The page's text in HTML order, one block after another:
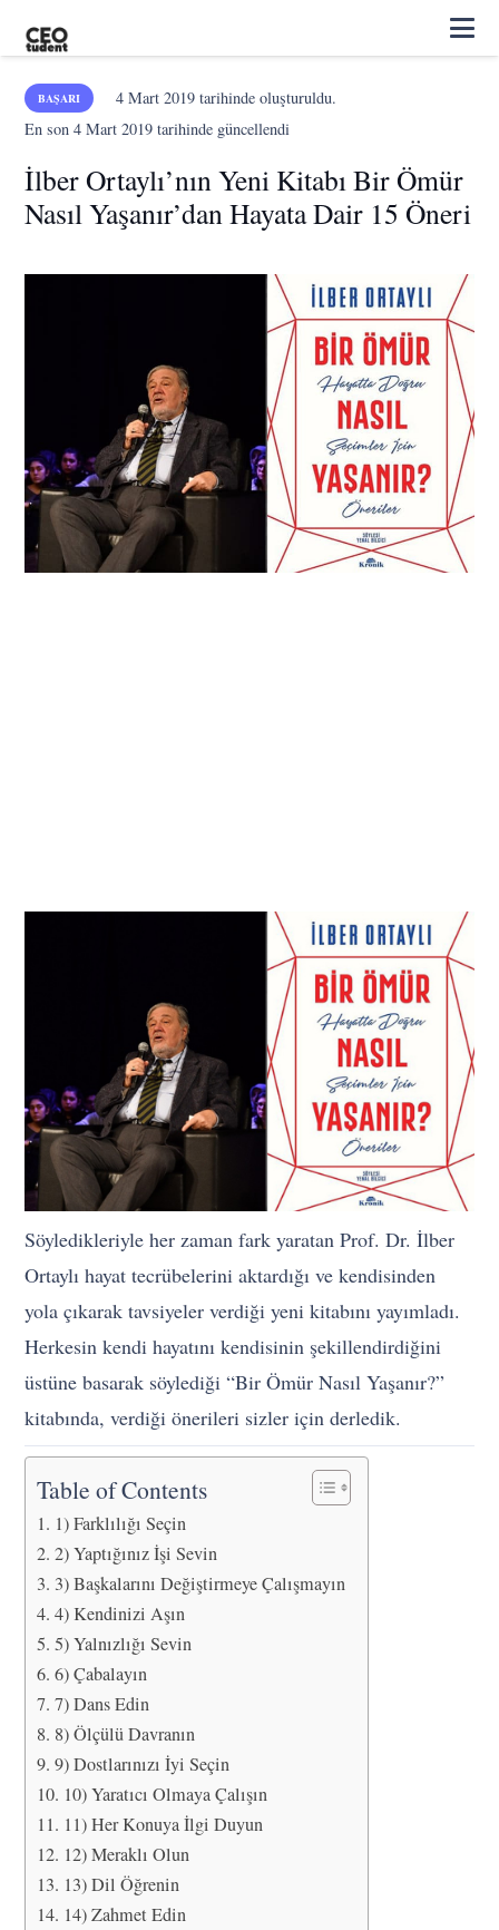
BAŞARI 4 Mart 2019tarihinde oluşturuldu.
En son4 Mart 2019 tarihinde güncellendi
İlber Ortaylı’nın Yeni Kitabı Bir Ömür
Nasıl Yaşanır’dan Hayata Dair 15 Öneri
Söyledikleriyle her zaman fark yaratan Prof. Dr. İlber
Ortaylı hayat tecrübelerini aktardığı ve kendisinden
yola çıkarak tavsiyeler verdiği yeni kitabını yayımladı.
Herkesin kendi hayatını kendisinin şekillendirdiğini
üstüne basarak söylediği “Bir Ömür Nasıl Yaşanır?”
kitabında, verdiği önerileri sizler için derledik.
Table of Contents
1) Farklılığı Seçin
2) Yaptığınız İşi Sevin
3) Başkalarını Değiştirmeye Çalışmayın
4) Kendinizi Aşın
5) Yalnızlığı Sevin
6) Çabalayın
7) Dans Edin
8) Ölçülü Davranın
9) Dostlarınızı İyi Seçin
10) Yaratıcı Olmaya Çalışın
11) Her Konuya İlgi Duyun
12) Meraklı Olun
13) Dil Öğrenin
14) Zahmet Edin